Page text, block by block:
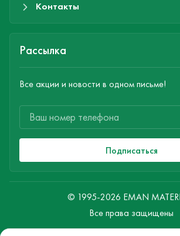
Контакты
Рассылка
Все акции и новости в одном письме!
Подписаться
© 1995-2026 EMAN
Все права защищены